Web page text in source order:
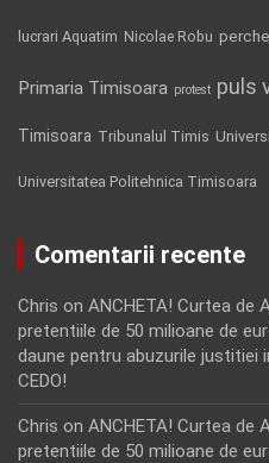
lucrari Aquatim Nicolae Robu
Primaria Timisoara protest puls
Timisoara Tribunalul Timis
Universitatea Politehnica Timisoara
Comentarii recente
Chris on ANCHETA! Curtea de
pretentiile de 50 milioane de
daune pentru abuzurile justitiei
CEDO!
Chris on ANCHETA! Curtea de
pretentiile de 50 milioane de